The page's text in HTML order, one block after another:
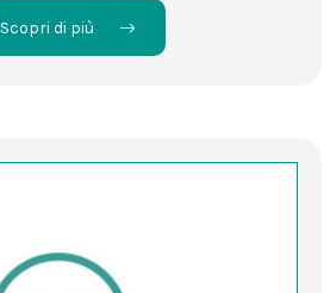
Scopri di più